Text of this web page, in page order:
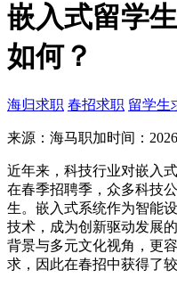
嵌入式留学
如何？
海归求职 春招求职 留学生
来源：海马职加时间：
近年来，科技行业对嵌入
在春季招聘季，众多科技
生。嵌入式系统作为智能
技术，成为创新驱动发展
背景与多元文化视角，更
求，因此在春招中获得了